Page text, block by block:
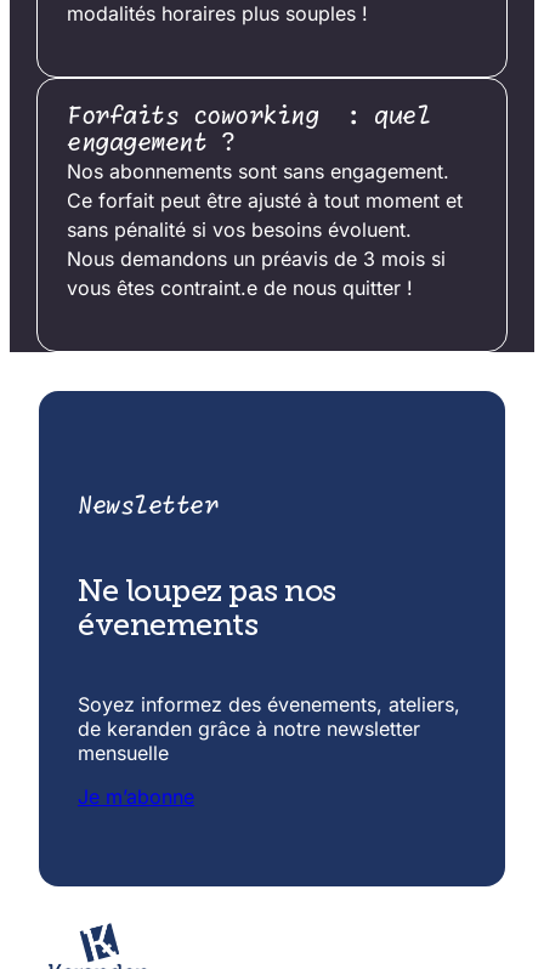
modalités horaires plus souples !
Forfaits coworking : quel
engagement ?
Nos abonnements sont sans engagement.
Ce forfait peut être ajusté à tout moment et
sans pénalité si vos besoins évoluent.
Nous demandons un préavis de 3 mois si
vous êtes contraint.e de nous quitter !
Newsletter
Ne loupez pas nos
évenements
Soyez informez des évenements, ateliers,
de keranden grâce à notre newsletter
mensuelle
Je m’abonne